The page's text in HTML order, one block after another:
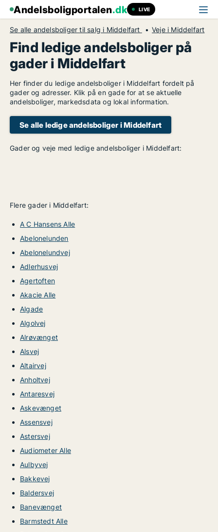
Andelsboligportalen.dk LIVE
Se alle andelsboliger til salg i Middelfart Veje i Middelfart
Find ledige andelsboliger på
gader i Middelfart
Her finder du ledige andelsboliger i Middelfart fordelt på
gader og adresser. Klik på en gade for at se aktuelle
andelsboliger, markedsdata og lokal information.
Se alle ledige andelsboliger i Middelfart
Gader og veje med ledige andelsboliger i Middelfart:
Flere gader i Middelfart:
A C Hansens Alle
Abelonelunden
Abelonelundvej
Adlerhusvej
Agertoften
Akacie Alle
Algade
Algolvej
Alrøvænget
Alsvej
Altairvej
Anholtvej
Antaresvej
Askevænget
Assensvej
Astersvej
Audiometer Alle
Aulbyvej
Bakkevej
Baldersvej
Banevænget
Barmstedt Alle